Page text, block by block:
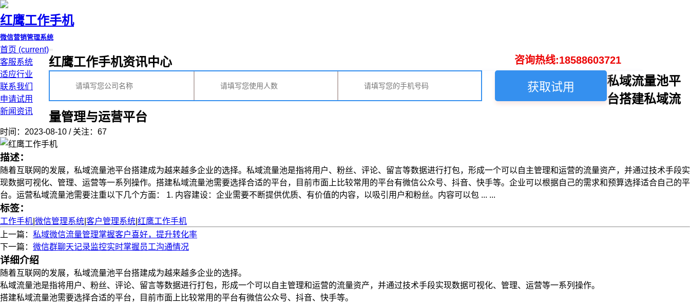
红鹰工作手机
微信营销管理系统
首页 (current)
客服系统
适应行业
联系我们
申请试用
新闻资讯
咨询热线:18588603721
红鹰工作手机资讯中心
获取试用
私域流量池平
台搭建私域流
量管理与运营平台
时间：2023-08-10 / 关注：67
描述：
随着互联网的发展，私域流量池平台搭建成为越来越多企业的选择。私域流量池是指将用户、粉丝、评论、留言等数据进行打包，形成一个可以自主管理和运营的流量资产，并通过技术手段实
现数据可视化、管理、运营等一系列操作。搭建私域流量池需要选择合适的平台，目前市面上比较常用的平台有微信公众号、抖音、快手等。企业可以根据自己的需求和预算选择适合自己的平
台。运营私域流量池需要注重以下几个方面： 1. 内容建设：企业需要不断提供优质、有价值的内容，以吸引用户和粉丝。内容可以包 ... ...
标签：
工作手机 微信管理系统 客户管理系统 红鹰工作手机
上一篇： 私域微信流量管理掌握客户喜好，提升转化率
下一篇： 微信群聊天记录监控实时掌握员工沟通情况
详细介绍
随着互联网的发展，私域流量池平台搭建成为越来越多企业的选择。
私域流量池是指将用户、粉丝、评论、留言等数据进行打包，形成一个可以自主管理和运营的流量资产，并通过技术手段实现数据可视化、管理、运营等一系列操作。
搭建私域流量池需要选择合适的平台，目前市面上比较常用的平台有微信公众号、抖音、快手等。